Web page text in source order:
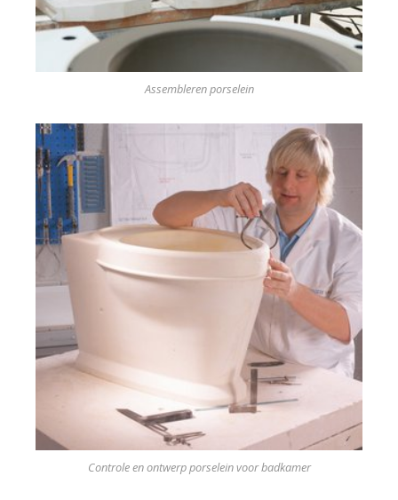
Assembleren porselein
Controle en ontwerp porselein voor badkamer